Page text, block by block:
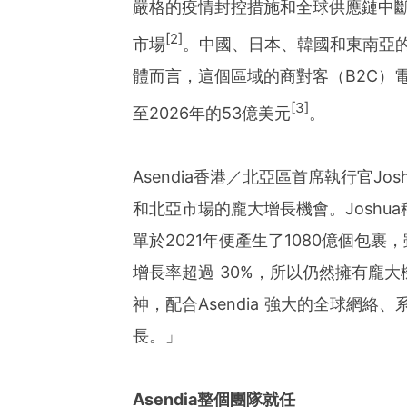
嚴格的疫情封控措施和全球供應鏈中
市場[2]。中國、日本、韓國和東南亞
體而言，這個區域的商對客（B2C）
至2026年的53億美元 [3]。
Asendia香港／北亞區首席執行官
和北亞市場的龐大增長機會。
單於2021年便產生了1080億個包裹
增長率超過 30%，所以仍然擁有龐
神，配合Asendia 強大的全球網絡、
長。」
Asendia整個團隊就任